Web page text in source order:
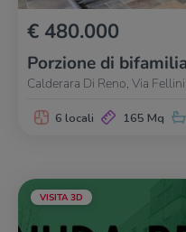
€ 480.000
Porzione di
Calderara Di Reno, Via
6 locali 165 Mq
VISITA 3D